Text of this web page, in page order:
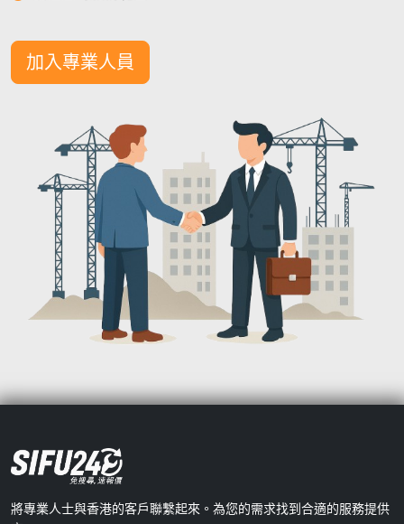
加入專業人員
將專業人士與香港的客戶聯繫起來。為您的需求找到合適的服務提供